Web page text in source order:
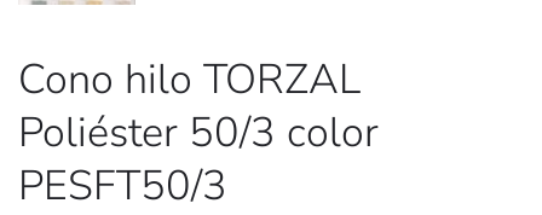
Cono hilo TORZAL
Poliéster 50/3 color
PESFT50/3